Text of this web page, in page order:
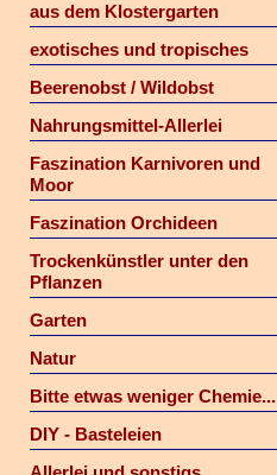
aus dem Klostergarten
exotisches und tropisches
Beerenobst / Wildobst
Nahrungsmittel-Allerlei
Faszination Karnivoren und
Moor
Faszination Orchideen
Trockenkünstler unter den
Pflanzen
Garten
Natur
Bitte etwas weniger Chemie...
DIY - Basteleien